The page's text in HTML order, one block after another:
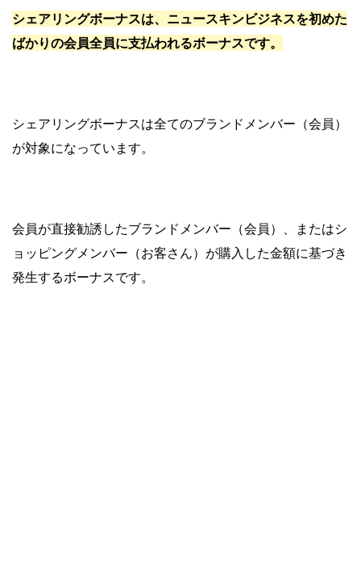
シェアリングボーナスは、ニュースキンビジネスを初めた
ばかりの会員全員に支払われるボーナスです。
シェアリングボーナスは全てのブランドメンバー（会員）
が対象になっています。
会員が直接勧誘したブランドメンバー（会員）、またはシ
ョッピングメンバー（お客さん）が購入した金額に基づき
発生するボーナスです。